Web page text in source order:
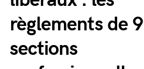
règlements de 9
sections